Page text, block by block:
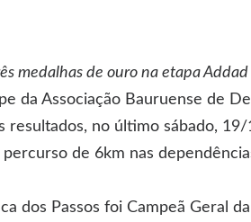
medalhas de ouro na etapa Addad
da Associação Bauruense de
resultados, no último sábado,
de 6km nas
dos Passos foi Campeã Geral